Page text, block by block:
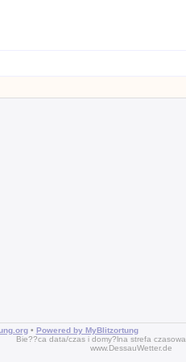
• Powered by MyBlitzortung
Bie??ca data/czas i domy?lna strefa czasowa
www.DessauWetter.de